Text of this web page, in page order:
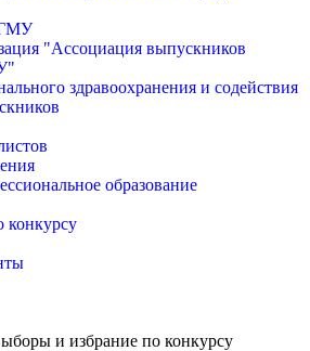
"Ассоциация выпускников
здравоохранения и содействия
образование
конкурсу
и избрание по конкурсу